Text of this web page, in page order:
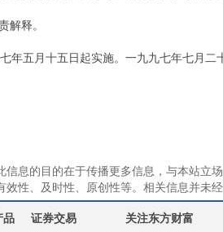
解释。
年五月十五日起实施。一九九七年七月
信息的目的在于传播更多信息，与本站立
效性、及时性、原创性等。相关信息并未
品 证券交易 关注东方财富